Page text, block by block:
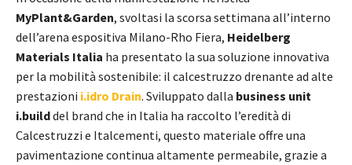
MyPlant&Garden, svoltasi la scorsa settimana all’interno
dell’arena espositiva Milano-Rho Fiera, Heidelberg
Materials Italia ha presentato la sua soluzione innovativa
per la mobilità sostenibile: il calcestruzzo drenante ad alte
prestazioni i.idro Drain. Sviluppato dalla business unit
i.builddel brand che in Italia ha raccolto l’eredità di
Calcestruzzi e Italcementi, questo materiale offre una
pavimentazione continua altamente permeabile, grazie a